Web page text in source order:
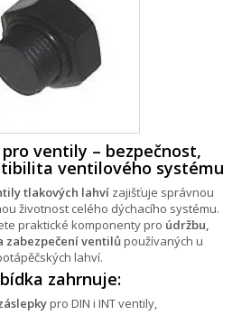
ventily – bezpečnost,
ventilového systému
tlakových lahvízajišťuje správnou
životnost celého dýchacího systému.
praktické komponenty pro údržbu,
zabezpečení ventilůpoužívaných u
lahví.
zahrnuje:
pro DIN i INT ventily,